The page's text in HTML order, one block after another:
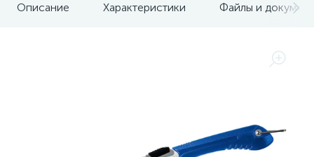
Описание Характеристики Файлы и